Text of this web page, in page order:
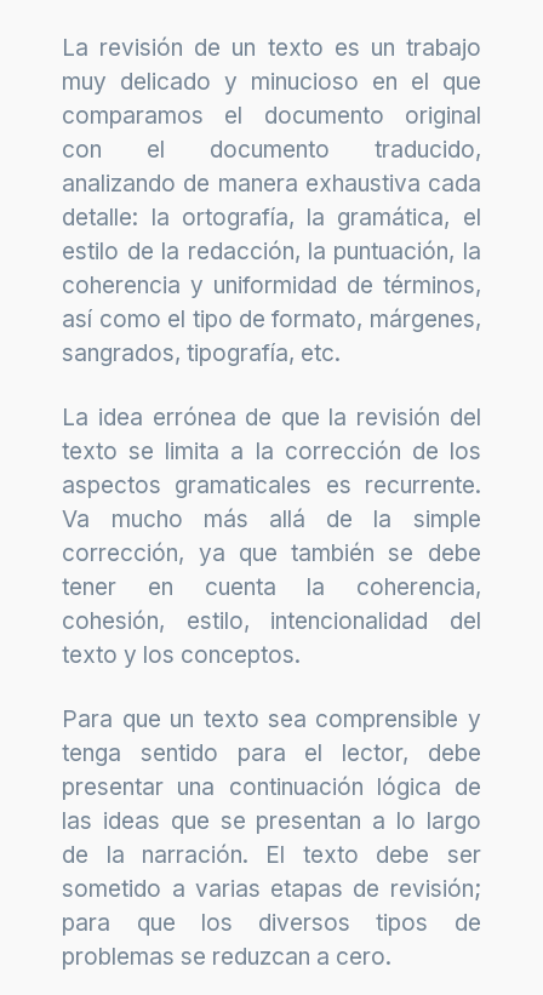
La revisión de un texto es un trabajo
muy delicado y minucioso en el que
comparamos el documento original
con el documento traducido,
analizando de manera exhaustiva cada
detalle: la ortografía, la gramática, el
estilo de la redacción, la puntuación, la
coherencia y uniformidad de términos,
así como el tipo de formato, márgenes,
sangrados, tipografía, etc.
La idea errónea de que la revisión del
texto se limita a la corrección de los
aspectos gramaticales es recurrente.
Va mucho más allá de la simple
corrección, ya que también se debe
tener en cuenta la coherencia,
cohesión, estilo, intencionalidad del
texto y los conceptos.
Para que un texto sea comprensible y
tenga sentido para el lector, debe
presentar una continuación lógica de
las ideas que se presentan a lo largo
de la narración. El texto debe ser
sometido a varias etapas de revisión;
para que los diversos tipos de
problemas se reduzcan a cero.